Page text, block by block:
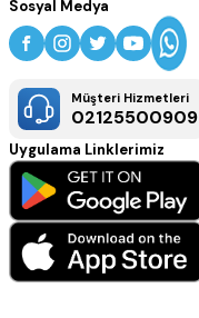
Sosyal Medya
Müşteri Hizmetleri
02125500909
Uygulama Linklerimiz